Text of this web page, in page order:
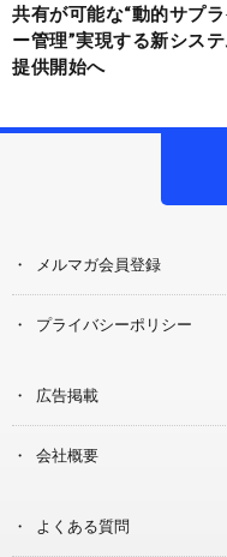
共有が可能な“動的サプ
ー管理”実現する新シス
提供開始へ
メルマガ会員登録
プライバシーポリシー
広告掲載
会社概要
よくある質問